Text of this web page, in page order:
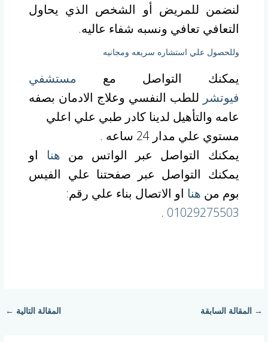
لنضمن للمريض أو الشخص الذي يحاول
التعافي تعافي ونسبه شفاء عاليه.
وللحصول علي استشاره سريعه ومجانيه
يمكنك التواصل مع مستشفي
فيوتشر للطب النفسي وعلاج الادمان بصفه
عامه والتأهيل لدينا كادر طبي علي اعلي
مستوي علي مدار 24 ساعه .
يمكنك التواصل عبر الواتس من هنا او
يمكنك التواصل عبر صفحتنا علي الفيس
بوم من هنا او الاتصال بناء علي رقم:
01029275503
.
→ المقالة السابقة المقالة التالية ←